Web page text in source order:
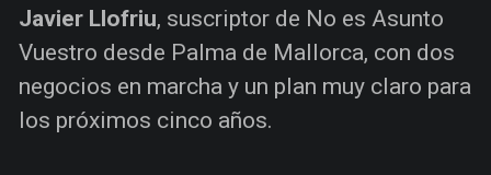
Javier Llofriu, suscriptor de No es Asunto
Vuestro desde Palma de Mallorca, con dos
negocios en marcha y un plan muy claro para
los próximos cinco años.